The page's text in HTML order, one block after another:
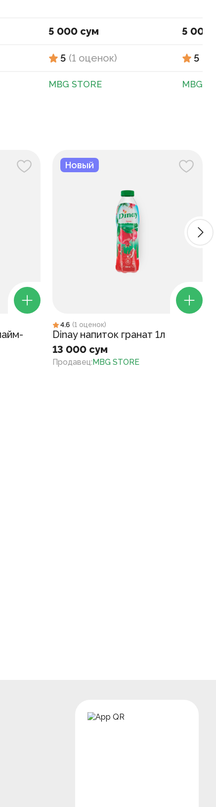
5 000 сум
5 (1 оценок)
MBG STORE
5 000
5
MBG
Новый
4.6 (1 оценок)
Dinay напиток гранат 1л
13 000 сум
Продавец:MBG STORE